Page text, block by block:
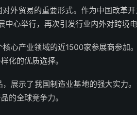
外贸易的重要形式。作为中国改
心举行，再次引发行业内外对跨境电
心产业领域的近1500家参展商参
化的优质选择。
展示了我国制造业基地的强大实力
的全球竞争力。